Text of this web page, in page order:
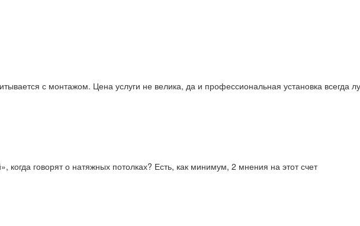
с монтажом. Цена услуги не велика, да и профессиональная установка всегда
говорят о натяжных потолках? Есть, как минимум, 2 мнения на этот счет